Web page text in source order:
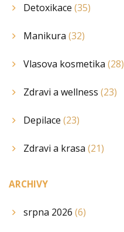
Detoxikace (35)
Manikura (32)
Vlasova kosmetika (28)
Zdravi a wellness (23)
Depilace (23)
Zdravi a krasa (21)
ARCHIVY
srpna 2026 (6)